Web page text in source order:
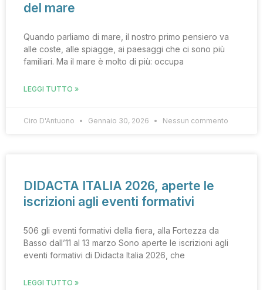
del mare
Quando parliamo di mare, il nostro primo pensiero va
alle coste, alle spiagge, ai paesaggi che ci sono più
familiari. Ma il mare è molto di più: occupa
LEGGI TUTTO »
Ciro D'Antuono Gennaio 30, 2026 Nessun commento
DIDACTA ITALIA 2026, aperte le
iscrizioni agli eventi formativi
506 gli eventi formativi della fiera, alla Fortezza da
Basso dall’11 al 13 marzo Sono aperte le iscrizioni agli
eventi formativi di Didacta Italia 2026, che
LEGGI TUTTO »